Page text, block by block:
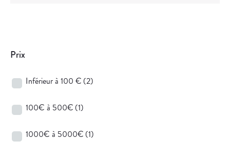
Prix
Inférieur à 100 € (2)
100€ à 500€ (1)
1000€ à 5000€ (1)